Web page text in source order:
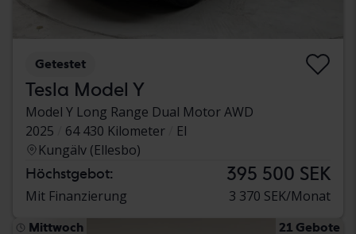
Getestet
Tesla Model Y
Model Y Long Range Dual Motor AWD
2025
64 430 Kilometer
El
Kungälv (Ellesbo)
Höchstgebot: 395 500 SEK
Mit Finanzierung 3 370 SEK/Monat
Mittwoch 21 Gebote